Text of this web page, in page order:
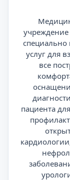
услуг для
все
пациента